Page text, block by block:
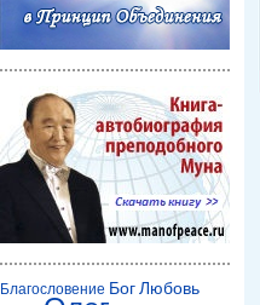
Благословение БогЛюбовь